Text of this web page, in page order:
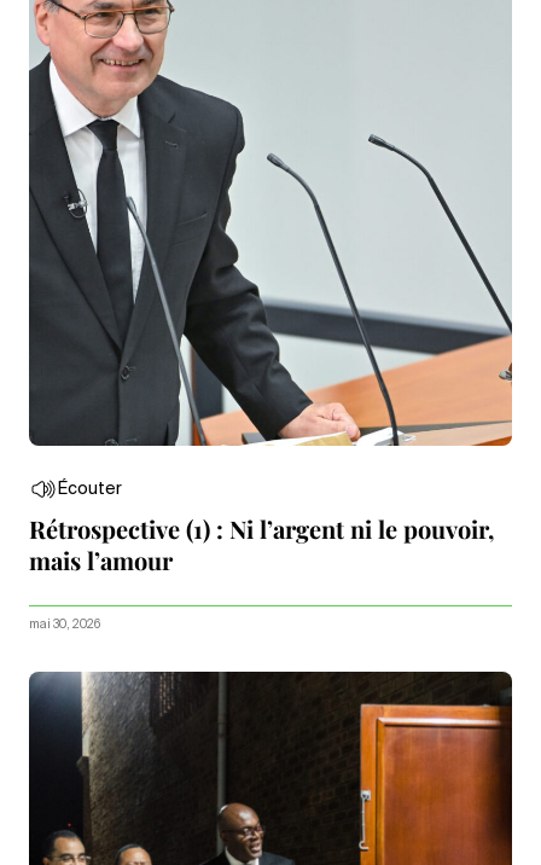
Écouter
Rétrospective (1) : Ni l’argent ni le pouvoir,
mais l’amour
mai 30, 2026